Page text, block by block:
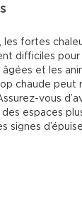
les fortes
difficiles pour
âgées et les
chaude peut
vous
espaces
signes